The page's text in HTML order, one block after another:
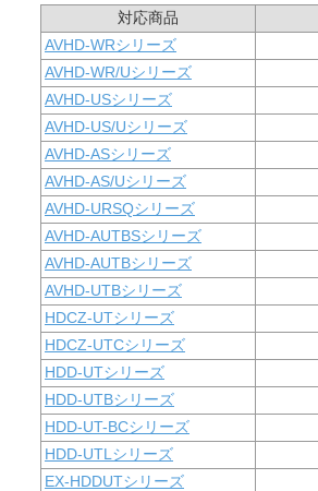
対応商品
AVHD-WRシリーズ
AVHD-WR/Uシリーズ
AVHD-USシリーズ
AVHD-US/Uシリーズ
AVHD-ASシリーズ
AVHD-AS/Uシリーズ
AVHD-URSQシリーズ
AVHD-AUTBSシリーズ
AVHD-AUTBシリーズ
AVHD-UTBシリーズ
HDCZ-UTシリーズ
HDCZ-UTCシリーズ
HDD-UTシリーズ
HDD-UTBシリーズ
HDD-UT-BCシリーズ
HDD-UTLシリーズ
EX-HDDUTシリーズ